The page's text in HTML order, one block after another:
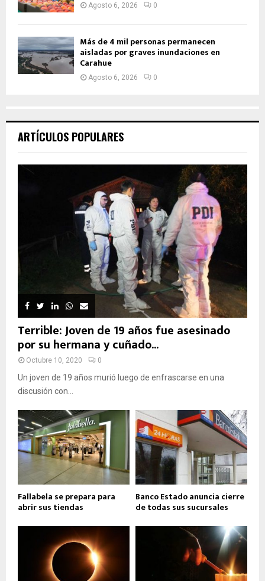
Agosto 6, 2026 0
Más de 4 mil personas permanecen
aisladas por graves inundaciones en
Carahue
Agosto 6, 2026 0
ARTÍCULOS POPULARES
Terrible: Joven de 19 años fue asesinado
por su hermana y cuñado...
Octubre 10, 2020 0
Un joven de 19 años murió luego de enfrascarse en una
discusión con...
Fallabela se prepara para
abrir sus tiendas
Banco Estado anuncia cierre
de todas sus sucursales